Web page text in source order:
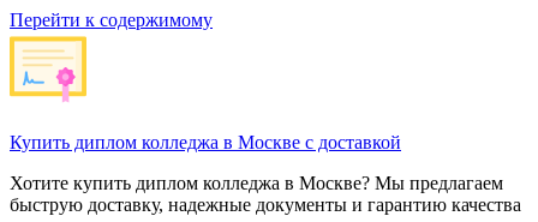
Перейти к содержимому
Купить диплом колледжа в Москве с доставкой
Хотите купить диплом колледжа в Москве? Мы предлагаем
быструю доставку, надежные документы и гарантию качества